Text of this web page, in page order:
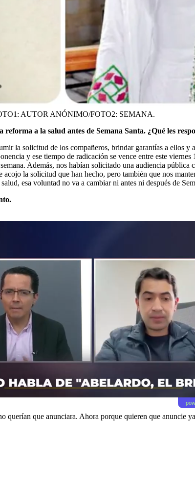
AUTOR ANÓNIMO/FOTO2: SEMANA.
a la salud antes de Semana Santa. ¿Qué les
la solicitud de los compañeros, brindar garantías a ellos
y ese tiempo de radicación se vence entre este
Además, nos habían solicitado una audiencia pública
la solicitud que han hecho, pero también que nos
esa voluntad no va a cambiar ni antes ni después de
querían que anunciara. Ahora porque quieren que anuncie